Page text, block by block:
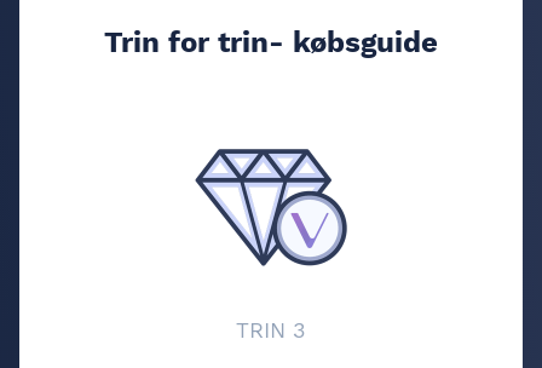
Trin for trin- købsguide
TRIN 3